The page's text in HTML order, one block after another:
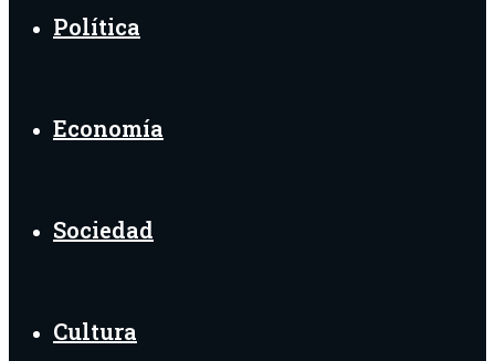
Política
Economía
Sociedad
Cultura